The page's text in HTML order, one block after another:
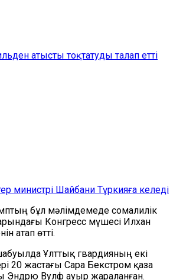
атысты тоқтатуды талап етті
министрі Шайбани Түркияға келеді
бұл мәлімдемеде сомалилік
Конгресс мүшесі Илхан
атап өтті.
Ұлттық гвардияның екі
20 жастағы Сара Бекстром қаза
Эндрю Вулф ауыр жараланған.